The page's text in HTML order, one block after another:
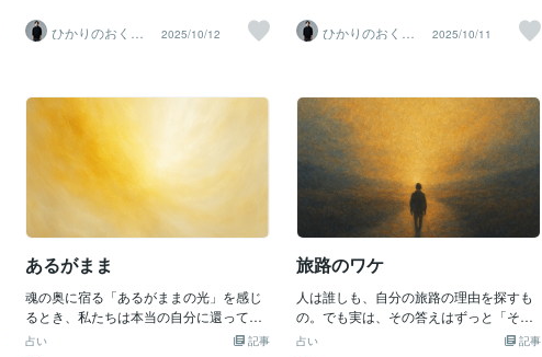
ースもう 卑下はしないわたしにしか出
せない 色があるからわたしだけに与え
く〜🌈あなたという色が、この世界を完
成させる光。どうか自分のままで、のび
やかに咲いていてください🤲✨《光は今
日もあなたと共にあります。》
ひかりのおくり
て〜SinMa〜
2025/10/12
形を持たず 風に揺れながらただ 在る
この瞬間の無限を息づいているいのち
そっと思い出させる光になりますよう
に。《光は今日もあなたと共にありま
す。》
ひかりのおくり
て〜SinMa〜
2025/10/11
あるがまま
魂の奥に宿る「あるがままの光」を感じ
るとき、私たちは本当の自分に還ってい
きますわたしは 神の輝く瞬光時を変記事
占い
旅路のワケ
人は誰しも、自分の旅路の理由を探すも
の。でも実は、その答えはずっと「そ
ば」にありました。わたしはどこからき
記事
占い